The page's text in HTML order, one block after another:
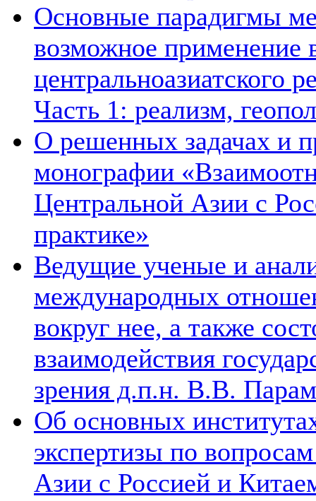
Основные парадигмы
возможное применение
центральноазиатского
Часть 1: реализм,
О решенных задачах и
монографии
Центральной Азии с
практике»
Ведущие ученые и
международных
вокруг нее, а также
взаимодействия
зрения д.п.н. В.В.
Об основных
экспертизы по
Азии с Россией и